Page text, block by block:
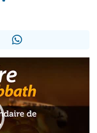
étudier en groupe sur Zoom